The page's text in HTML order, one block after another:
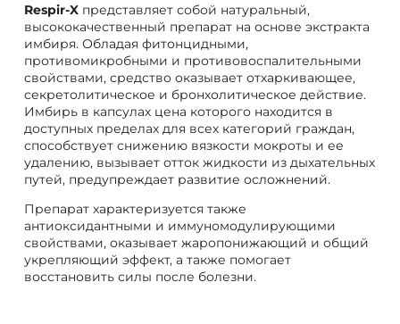
Respir-Xпредставляет собой натуральный,
высококачественный препарат на основе экстракта
имбиря. Обладая фитонцидными,
противомикробными и противовоспалительными
свойствами, средство оказывает отхаркивающее,
секретолитическое и бронхолитическое действие.
Имбирь в капсулах цена которого находится в
доступных пределах для всех категорий граждан,
способствует снижению вязкости мокроты и ее
удалению, вызывает отток жидкости из дыхательных
путей, предупреждает развитие осложнений.
Препарат характеризуется также
антиоксидантными и иммуномодулирующими
свойствами, оказывает жаропонижающий и общий
укрепляющий эффект, а также помогает
восстановить силы после болезни.